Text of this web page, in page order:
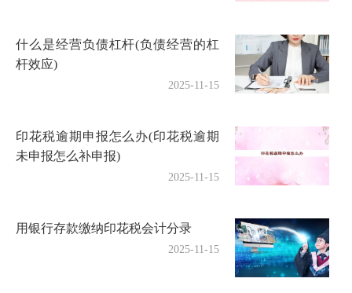
什么是经营负债杠杆(负债经营的杠
杆效应)
2025-11-15
印花税逾期申报怎么办(印花税逾期
未申报怎么补申报)
2025-11-15
用银行存款缴纳印花税会计分录
2025-11-15